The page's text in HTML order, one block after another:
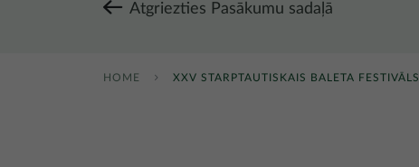
Atgriezties Pasākumu sadaļā
HOME XXV STARPTAUTISKAIS BALETA FESTIVĀLS